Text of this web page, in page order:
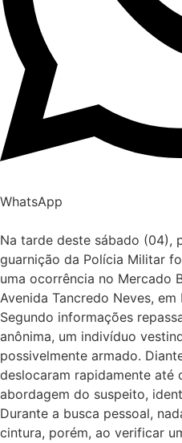
WhatsApp
Na tarde deste sábado (04),
guarnição da Polícia Militar
uma ocorrência no Mercado
Avenida Tancredo Neves, em
Segundo informações
anônima, um indivíduo
possivelmente armado.
deslocaram rapidamente até
abordagem do suspeito,
Durante a busca pessoal,
cintura, porém, ao verificar